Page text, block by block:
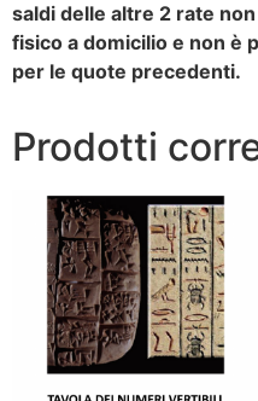
saldi delle altre 2 rate
fisico a domicilio e non è
per le quote precedenti.
Prodotti